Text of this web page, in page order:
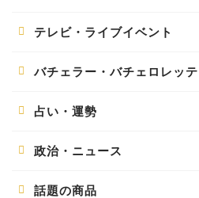
テレビ・ライブイベント
バチェラー・バチェロレッテ
占い・運勢
政治・ニュース
話題の商品